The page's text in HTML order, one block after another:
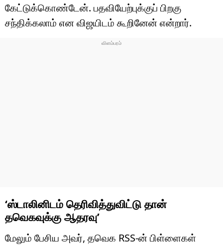
கேட்டுக்கொண்டேன். பதவியேற்புக்குப் பிறகு
சந்திக்கலாம் என விஜயிடம் கூறினேன் என்றார்.
‘ஸ்டாலினிடம் தெரிவித்துவிட்டு தான்
தவெகவுக்கு ஆதரவு’
மேலும் பேசிய அவர், தவெக RSS-ன் பிள்ளைகள்